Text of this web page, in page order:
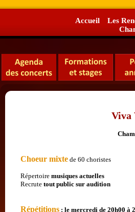
Accueil
Les
Viva
Choeur mixte de 60 choristes
Répertoire musiques actuelles
Recrute tout public sur audition
Répétitions : le mercredi de 20h00 à